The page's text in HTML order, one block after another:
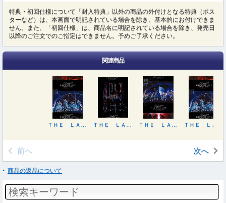
特典・初回仕様について「封入特典」以外の商品の外付けとなる特典（ポス
ターなど）は、本画面で明記されている場合を除き、基本的にお付けできま
せん。また、「初回仕様」は、商品名に明記されている場合を除き、発売日
以降のご注文でのご指定はできません。予めご了承ください。
関連商品
前へ 次へ
商品の返品について